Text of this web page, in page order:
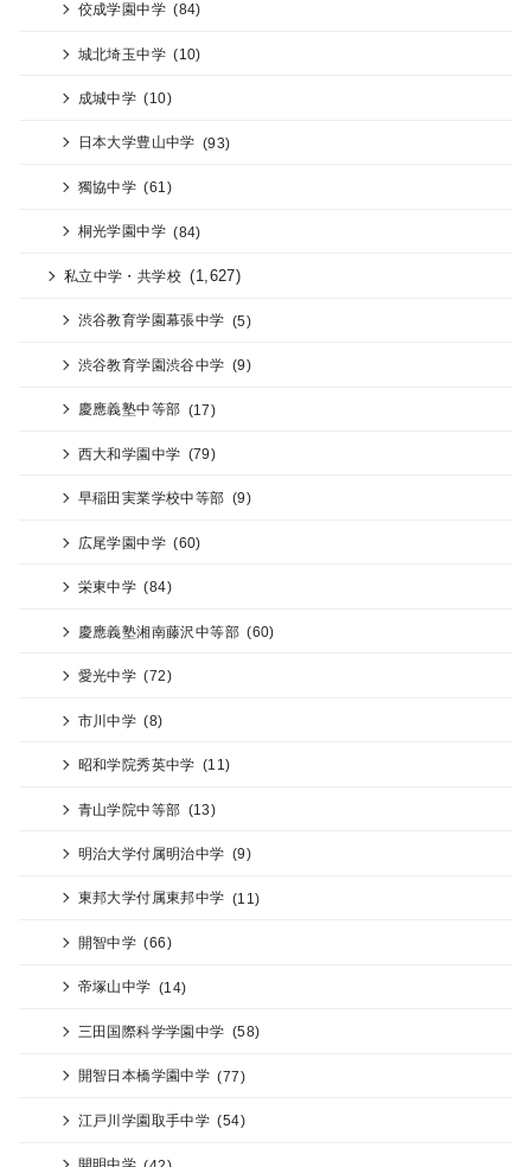
佼成学園中学 (84)
城北埼玉中学 (10)
成城中学 (10)
日本大学豊山中学 (93)
獨協中学 (61)
桐光学園中学 (84)
私立中学・共学校 (1,627)
渋谷教育学園幕張中学 (5)
渋谷教育学園渋谷中学 (9)
慶應義塾中等部 (17)
西大和学園中学 (79)
早稲田実業学校中等部 (9)
広尾学園中学 (60)
栄東中学 (84)
慶應義塾湘南藤沢中等部 (60)
愛光中学 (72)
市川中学 (8)
昭和学院秀英中学 (11)
青山学院中等部 (13)
明治大学付属明治中学 (9)
東邦大学付属東邦中学 (11)
開智中学 (66)
帝塚山中学 (14)
三田国際科学学園中学 (58)
開智日本橋学園中学 (77)
江戸川学園取手中学 (54)